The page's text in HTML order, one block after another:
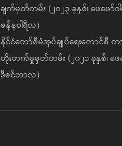
ချက်မှတ်တမ်း (၂၀၂၃ ခုနှစ်၊ ဖေဖော်ဝ
ဇန်နဝါရီလ)
နိုင်ငံတော်စီမံအုပ်ချုပ်ရေးကောင်စီ
တိုးတက်မှုမှတ်တမ်း (၂၀၂၁ ခုနှစ်၊ ဖေ
ဒီဇင်ဘာလ)